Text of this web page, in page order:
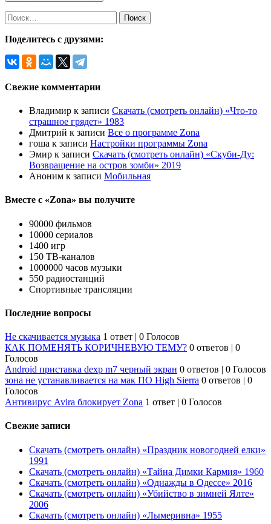
Поделитесь с друзями:
Свежие комментарии
Владимир к записи Скачать (смотреть онлайн) «Что-то
страшное грядет» 1983
Дмитрий к записи Все о программе Zona
гоша к записи Настройки программы Zona
Эмир к записи Скачать (смотреть онлайн) «Скуби-Ду:
Возвращение на остров зомби» 2019
Аноним к записи Мобильная
Вместе с «Zona» вы получите
90000 фильмов
10000 сериалов
1400 игр
150 ТВ-каналов
1000000 часов музыки
550 радиостанций
Спортивные трансляции
Последние вопросы
Не скачивается музыка 1 ответ | 0 Голосов
КАК ПОМЕНЯТЬ КОРИЧНЕВУЮ ТЕМУ? 0 ответов | 0
Голосов
Android приставка dexp m7 черный экран 0 ответов | 0 Голосов
зона не устанавливается на мак ПО High Sierra 0 ответов | 0
Голосов
Антивирус Avira блокирует Zona 1 ответ | 0 Голосов
Свежие записи
Скачать (смотреть онлайн) «Праздник новогодней елки»
1991
Скачать (смотреть онлайн) «Тайна Димки Кармия» 1960
Скачать (смотреть онлайн) «Однажды в Одессе» 2016
Скачать (смотреть онлайн) «Убийство в зимней Ялте»
2006
Скачать (смотреть онлайн) «Лымеривна» 1955